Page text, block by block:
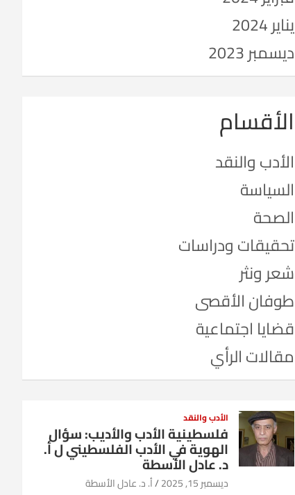
يناير 2024
ديسمبر 2023
الأقسام
الأدب والنقد
السياسة
الصحة
تحقيقات ودراسات
شعر ونثر
طوفان الأقصى
قضايا اجتماعية
مقالات الرأي
الأدب والنقد
فلسطينية الأدب والأديب: سؤال
الهوية في الأدب الفلسطيني ل أ.
د. عادل الأسطة
ديسمبر 15, 2025 أ. د. عادل الأسطة